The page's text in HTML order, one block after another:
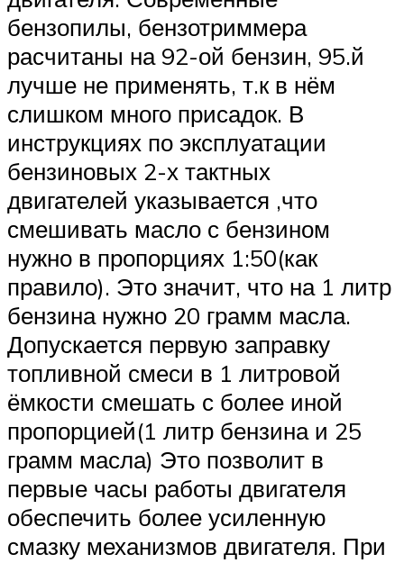
бензопилы, бензотриммера
расчитаны на 92-ой бензин, 95.й
лучше не применять, т.к в нём
слишком много присадок. В
инструкциях по эксплуатации
бензиновых 2-х тактных
двигателей указывается ,что
смешивать масло с бензином
нужно в пропорциях 1:50(как
правило). Это значит, что на 1 литр
бензина нужно 20 грамм масла.
Допускается первую заправку
топливной смеси в 1 литровой
ёмкости смешать с более иной
пропорцией(1 литр бензина и 25
грамм масла) Это позволит в
первые часы работы двигателя
обеспечить более усиленную
смазку механизмов двигателя. При